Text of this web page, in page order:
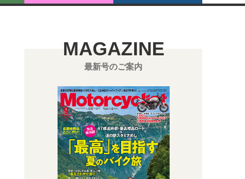
MAGAZINE
最新号のご案内